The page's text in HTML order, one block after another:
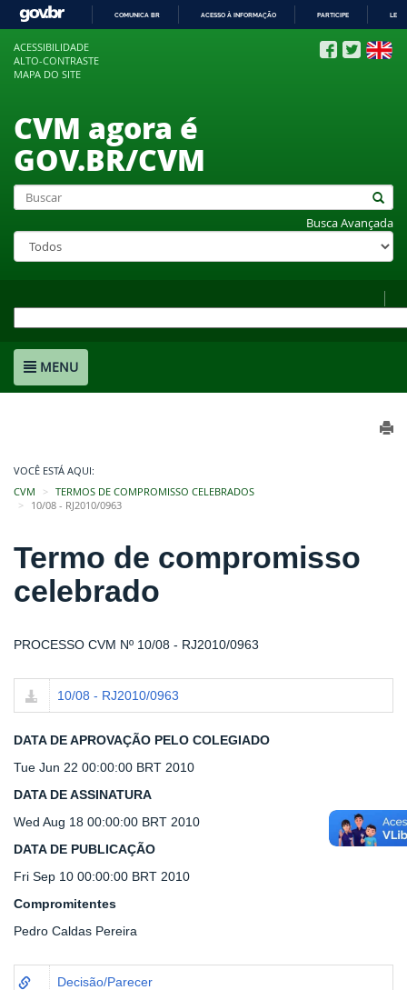
COMUNICA BR ACESSO À INFORMAÇÃO PARTICIPE
ACESSIBILIDADE
ALTO-CONTRASTE
MAPA DO SITE
CVM agora é
GOV.BR/CVM
Busca Avançada
MENU
VOCÊ ESTÁ AQUI:
CVM
TERMOS DE COMPROMISSO CELEBRADOS
10/08 - RJ2010/0963
Termo de compromisso
celebrado
PROCESSO CVM Nº 10/08 - RJ2010/0963
10/08 - RJ2010/0963
DATA DE APROVAÇÃO PELO COLEGIADO
Tue Jun 22 00:00:00 BRT 2010
DATA DE ASSINATURA
Wed Aug 18 00:00:00 BRT 2010
DATA DE PUBLICAÇÃO
Fri Sep 10 00:00:00 BRT 2010
Compromitentes
Pedro Caldas Pereira
Decisão/Parecer